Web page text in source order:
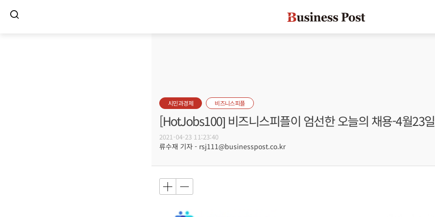
시민과경제 비즈니스피플
[HotJobs100] 비즈니스피플이 엄선한 오늘의 채용-4월23일
2021-04-23 11:23:40
류수재 기자 - rsj111@businesspost.co.kr